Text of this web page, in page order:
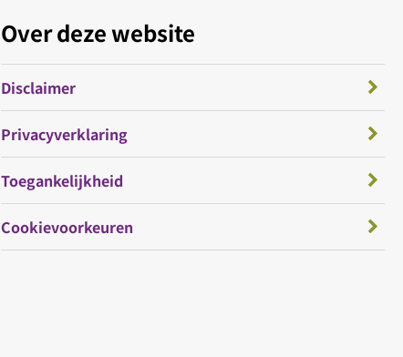
Over deze website
Disclaimer
Privacyverklaring
Toegankelijkheid
Cookievoorkeuren